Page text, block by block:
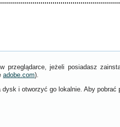
przeglądarce, jeżeli posiadasz
adobe.com).
i otworzyć go lokalnie. Aby